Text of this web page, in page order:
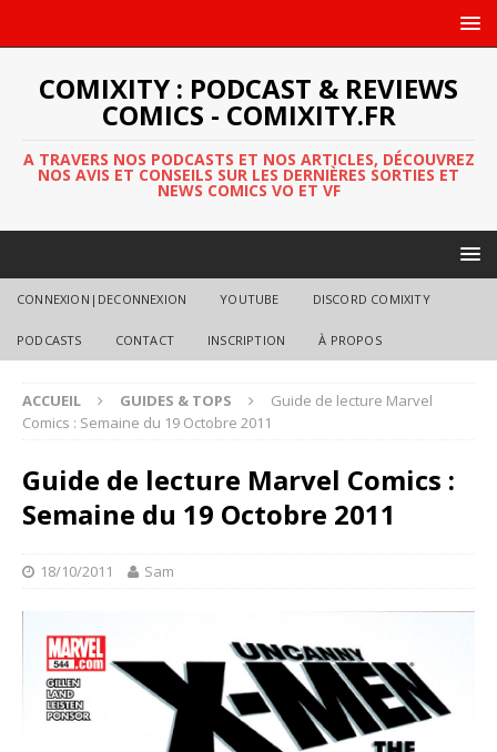
COMIXITY : PODCAST & REVIEWS
COMICS - COMIXITY.FR
A TRAVERS NOS PODCASTS ET NOS ARTICLES, DÉCOUVREZ
NOS AVIS ET CONSEILS SUR LES DERNIÈRES SORTIES ET
NEWS COMICS VO ET VF
CONNEXION|DECONNEXION YOUTUBE DISCORD COMIXITY
PODCASTS CONTACT INSCRIPTION À PROPOS
ACCUEIL GUIDES & TOPS
Guide de lecture Marvel
Comics : Semaine du 19 Octobre 2011
Guide de lecture Marvel Comics :
Semaine du 19 Octobre 2011
18/10/2011 Sam